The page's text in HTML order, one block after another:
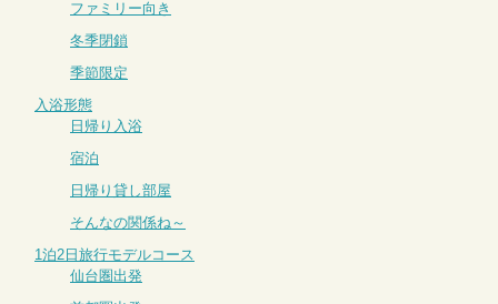
ファミリー向き
冬季閉鎖
季節限定
入浴形態
日帰り入浴
宿泊
日帰り貸し部屋
そんなの関係ね～
1泊2日旅行モデルコース
仙台圏出発